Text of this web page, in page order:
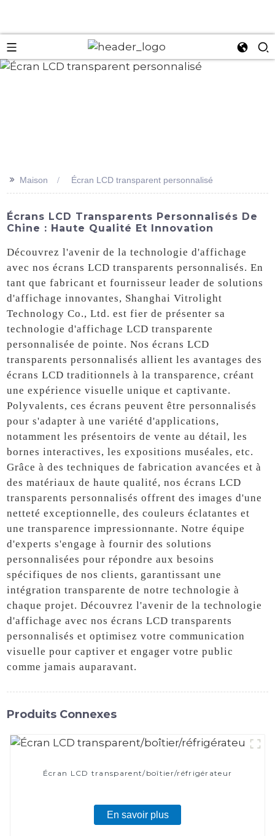
>> Maison Écran LCD transparent personnalisé
Écrans LCD Transparents Personnalisés De
Chine : Haute Qualité Et Innovation
Découvrez l'avenir de la technologie d'affichage
avec nos écrans LCD transparents personnalisés. En
tant que fabricant et fournisseur leader de solutions
d'affichage innovantes, Shanghai Vitrolight
Technology Co., Ltd. est fier de présenter sa
technologie d'affichage LCD transparente
personnalisée de pointe. Nos écrans LCD
transparents personnalisés allient les avantages des
écrans LCD traditionnels à la transparence, créant
une expérience visuelle unique et captivante.
Polyvalents, ces écrans peuvent être personnalisés
pour s'adapter à une variété d'applications,
notamment les présentoirs de vente au détail, les
bornes interactives, les expositions muséales, etc.
Grâce à des techniques de fabrication avancées et à
des matériaux de haute qualité, nos écrans LCD
transparents personnalisés offrent des images d'une
netteté exceptionnelle, des couleurs éclatantes et
une transparence impressionnante. Notre équipe
d'experts s'engage à fournir des solutions
personnalisées pour répondre aux besoins
spécifiques de nos clients, garantissant une
intégration transparente de notre technologie à
chaque projet. Découvrez l'avenir de la technologie
d'affichage avec nos écrans LCD transparents
personnalisés et optimisez votre communication
visuelle pour captiver et engager votre public
comme jamais auparavant.
Produits Connexes
Écran LCD transparent/boîtier/réfrigérateur
En savoir plus